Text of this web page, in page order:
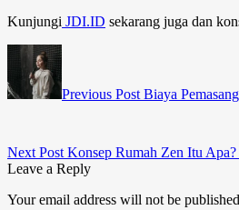
Kunjungi JDI.ID sekarang juga dan
Previous Post Biaya
Next Post Konsep Rumah Zen Itu
Leave a Reply
Your email address will not be